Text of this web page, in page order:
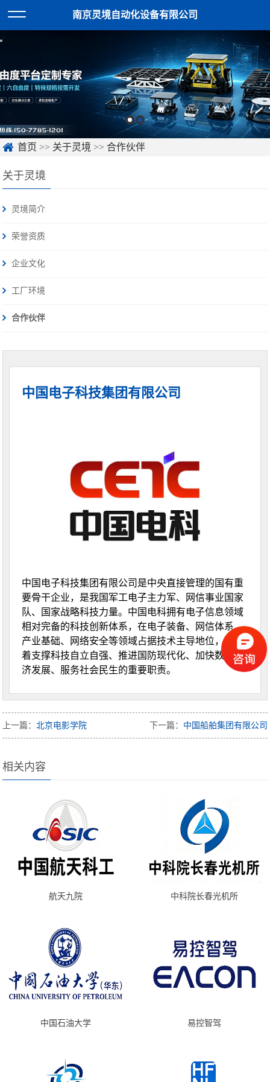
南京灵境自动化设备有限公司
首页 >> 关于灵境 >>合作伙伴
关于灵境
灵境简介
荣誉资质
企业文化
工厂环境
合作伙伴
中国电子科技集团有限公司
中国电子科技集团有限公司是中央直接管理的国有重
要骨干企业，是我国军工电子主力军、网信事业国家
队、国家战略科技力量。中国电科拥有电子信息领域
相对完备的科技创新体系，在电子装备、网信体系、
产业基础、网络安全等领域占据技术主导地位，肩负
着支撑科技自立自强、推进国防现代化、加快数字经
济发展、服务社会民生的重要职责。
上一篇：北京电影学院 下一篇： 中国船舶集团有限公司
相关内容
航天九院 中科院长春光机所
中国石油大学 易控智驾